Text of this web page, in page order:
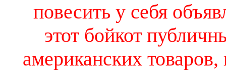
повесить у себя
этот бойкот
американских